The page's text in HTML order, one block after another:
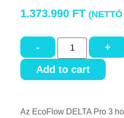
1.373.990 FT (NETTÓ
-
+
Add to cart
Az EcoFlow DELTA Pro 3